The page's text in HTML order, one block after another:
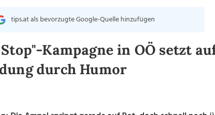
tips.at als bevorzugte Google-Quelle hinzufügen
Kampagne in OÖ setzt
durch Humor